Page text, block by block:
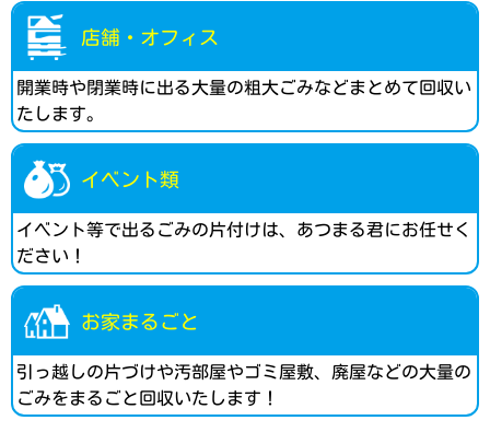
店舗・オフィス
開業時や閉業時に出る大量の粗大ごみなどまとめて回収い
たします。
イベント類
イベント等で出るごみの片付けは、あつまる君にお任せく
ださい！
お家まるごと
引っ越しの片づけや汚部屋やゴミ屋敷、廃屋などの大量の
ごみをまるごと回収いたします！